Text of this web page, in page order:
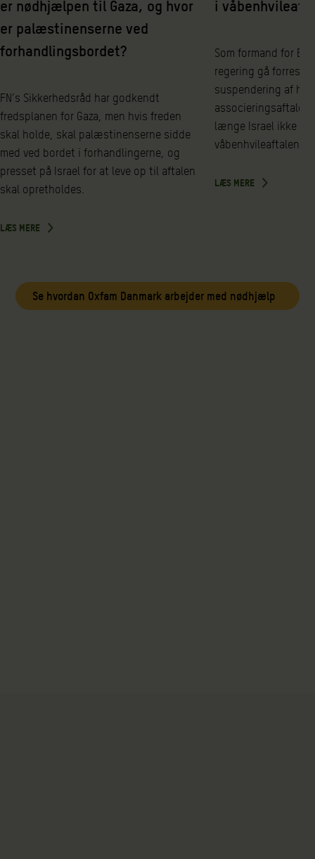
er nødhjælpen til Gaza, og hvor
er palæstinenserne ved
forhandlingsbordet?
FN’s Sikkerhedsråd har godkendt
fredsplanen for Gaza, men hvis freden
skal holde, skal palæstinenserne sidde
med ved bordet i forhandlingerne, og
presset på Israel for at leve op til aftalen
skal opretholdes.
LÆS MERE
i
Som formand for EU
regering gå forrest
suspendering af
associeringsaftalen
længe Israel ikke
våbenhvileaftalen
LÆS MERE
Se hvordan Oxfam Danmark arbejder med nødhjælp